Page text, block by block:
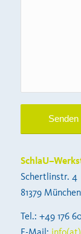
Schertlinstr. 4
81379 München
Tel.: +49 176